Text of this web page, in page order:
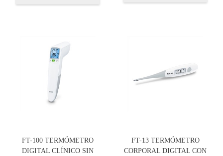
FT-100 TERMÓMETRO
DIGITAL CLÍNICO SIN
FT-13 TERMÓMETRO
CORPORAL DIGITAL CON